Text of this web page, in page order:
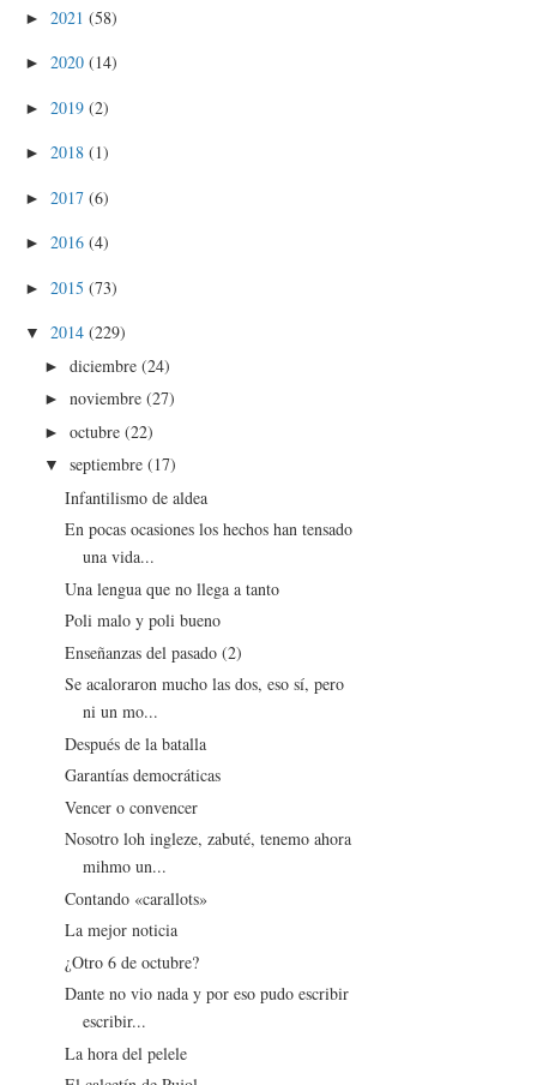
► 2021 (58)
► 2020 (14)
► 2019 (2)
► 2018 (1)
► 2017 (6)
► 2016 (4)
► 2015 (73)
▼ 2014 (229)
►diciembre(24)
►noviembre(27)
►octubre(22)
▼septiembre(17)
Infantilismo de aldea
En pocas ocasiones los hechos han tensado
una vida...
Una lengua que no llega a tanto
Poli malo y poli bueno
Enseñanzas del pasado (2)
Se acaloraron mucho las dos, eso sí, pero
ni un mo...
Después de la batalla
Garantías democráticas
Vencer o convencer
Nosotro loh ingleze, zabuté, tenemo ahora
mihmo un...
Contando «carallots»
La mejor noticia
¿Otro 6 de octubre?
Dante no vio nada y por eso pudo escribir
escribir...
La hora del pelele